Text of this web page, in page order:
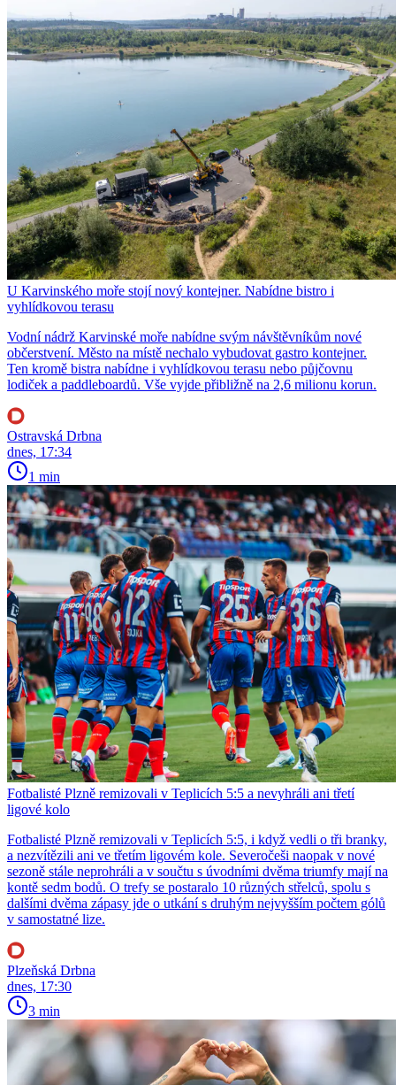
U Karvinského moře stojí nový kontejner. Nabídne bistro i
vyhlídkovou terasu
Vodní nádrž Karvinské moře nabídne svým návštěvníkům nové
občerstvení. Město na místě nechalo vybudovat gastro kontejner.
Ten kromě bistra nabídne i vyhlídkovou terasu nebo půjčovnu
lodiček a paddleboardů. Vše vyjde přibližně na 2,6 milionu korun.
Ostravská Drbna
dnes, 17:34
1 min
Fotbalisté Plzně remizovali v Teplicích 5:5 a nevyhráli ani třetí
ligové kolo
Fotbalisté Plzně remizovali v Teplicích 5:5, i když vedli o tři branky,
a nezvítězili ani ve třetím ligovém kole. Severočeši naopak v nové
sezoně stále neprohráli a v součtu s úvodními dvěma triumfy mají na
kontě sedm bodů. O trefy se postaralo 10 různých střelců, spolu s
dalšími dvěma zápasy jde o utkání s druhým nejvyšším počtem gólů
v samostatné lize.
Plzeňská Drbna
dnes, 17:30
3 min